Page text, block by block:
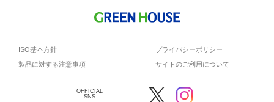
ISO基本方針
プライバシーポリシー
製品に対する注意事項
サイトのご利用について
OFFICIAL
SNS